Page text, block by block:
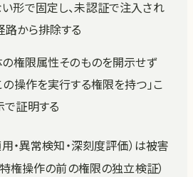
形で固定し、未認証で注入され
から排除する
権限属性そのものを開示せず
の操作を実行する権限を持つ」こ
で証明する
・異常検知・深刻度評価）は被害
権操作の前の権限の独立検証）